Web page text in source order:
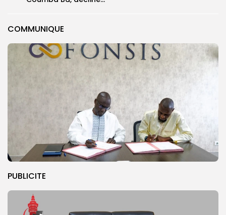
COMMUNIQUE
PUBLICITE